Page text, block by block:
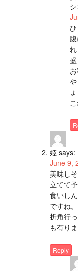
れ
姫 says:
June 9,
美味し
立てて
食いし
ですね。
折角行
も有り
Reply